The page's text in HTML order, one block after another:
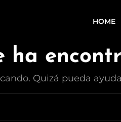
HOME
ha
Quizá pueda